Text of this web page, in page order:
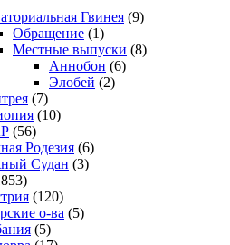
Гвинея (9)
Обращение (1)
Местные выпуски (8)
Аннобон (6)
Элобей (2)
(7)
(10)
(56)
Родезия (6)
Судан (3)
(120)
о-ва (5)
(5)